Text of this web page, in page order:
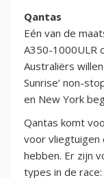
Qantas
Eén van de
A350-1000ULR
Australiërs
Sunrise’ non-
en New York
Qantas komt
voor vliegtuigen
hebben. Er zijn
types in de